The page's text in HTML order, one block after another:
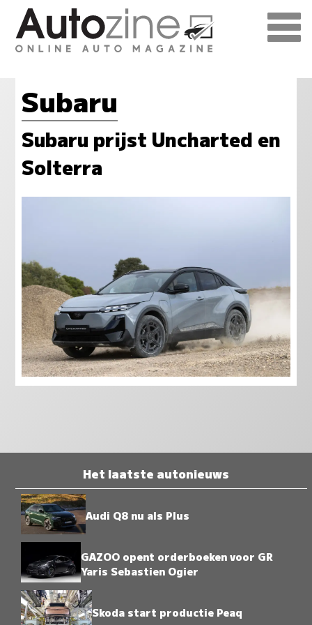
Subaru
Subaru prijst Uncharted en
Solterra
Het laatste autonieuws
Audi Q8 nu als Plus
GAZOO opent orderboeken voor GR
Yaris Sebastien Ogier
Skoda start productie Peaq